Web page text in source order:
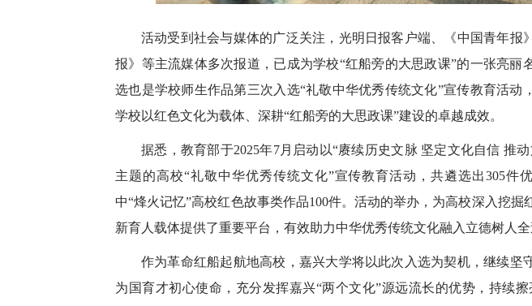
活动受到社会与媒体的广泛关注，光明日报客户端、《中国青年报
报》等主流媒体多次报道，已成为学校“红船旁的大思政课”的一张亮丽
选也是学校师生作品第三次入选“礼敬中华优秀传统文化”宣传教育活动
学校以红色文化为载体、深耕“红船旁的大思政课”建设的卓越成效。
据悉，教育部于2025年7月启动以“赓续历史文脉 坚定文化自信 推
主题的高校“礼敬中华优秀传统文化”宣传教育活动，共遴选出305件
中“烽火记忆”高校红色故事类作品100件。活动的举办，为高校深入挖掘
新育人载体提供了重要平台，有效助力中华优秀传统文化融入立德树人全
作为革命红船起航地高校，嘉兴大学将以此次入选为契机，继续坚
为国育才初心使命，充分发挥嘉兴“两个文化”源远流长的优势，持续擦